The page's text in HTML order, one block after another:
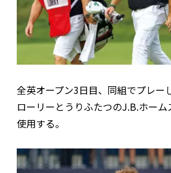
全英オープン3日目、同組でプレー
ローリーとうりふたつのJ.B.ホー
使用する。